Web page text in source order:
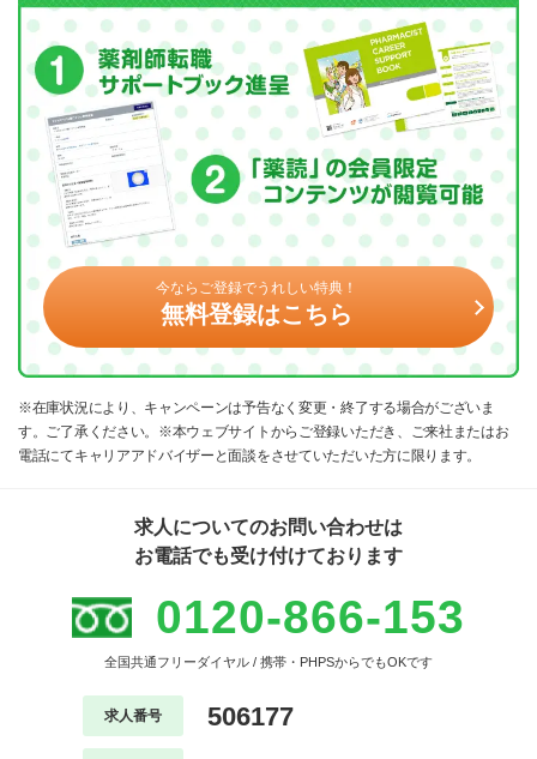
今ならご登録でうれしい特典！
無料登録はこちら
※在庫状況により、キャンペーンは予告なく変更・終了する場合がございま
す。ご了承ください。※本ウェブサイトからご登録いただき、ご来社またはお
電話にてキャリアアドバイザーと面談をさせていただいた方に限ります。
求人についてのお問い合わせは
お電話でも受け付けております
0120-866-153
全国共通フリーダイヤル / 携帯・PHPSからでもOKです
求人番号 506177